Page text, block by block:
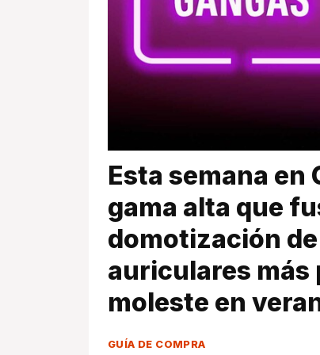
Esta semana en
gama alta que
domotización
auriculares más
moleste en
GUÍA DE COMPRA